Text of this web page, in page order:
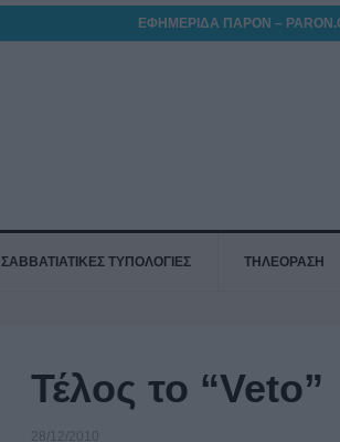
ΕΦΗΜΕΡΙΔΑ ΠΑΡΟΝ –
ΣΑΒΒΑΤΙΑΤΙΚΕΣ ΤΥΠΟΛΟΓΙΕΣ ΤΗΛΕΟΡΑΣΗ
Τέλος το “Veto”
28/12/2010